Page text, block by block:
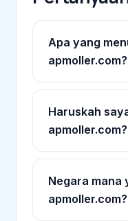
Apa yang
apmoller.com?
Haruskah
apmoller.com?
Negara mana
apmoller.com?